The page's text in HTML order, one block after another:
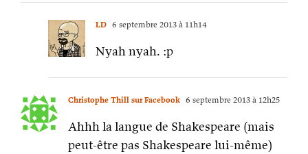
LD 6 septembre 2013 à 11h14
Nyah nyah. :p
Christophe Thill sur Facebook 6 septembre 2013 à 12h25
Ahhh la langue de Shakespeare (mais
peut-être pas Shakespeare lui-même)